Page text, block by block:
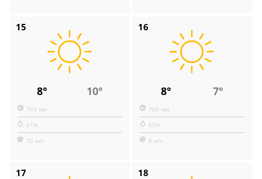
15
8° 10°
765 мм
61%
10 м/с
16
8° 7°
766 мм
65%
6 м/с
17 18